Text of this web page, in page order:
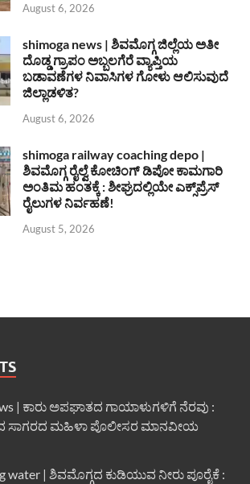
August 6, 2026
shimoga news | ಶಿವಮೊಗ್ಗ ಜಿಲ್ಲೆಯ ಅತೀ
ದೊಡ್ಡ ಗ್ರಾಪಂ ಅಬ್ಬಲಗೆರೆ ವ್ಯಾಪ್ತಿಯ
ಬಡಾವಣೆಗಳ ನಿವಾಸಿಗಳ ಗೋಳು ಆಲಿಸುವುದೆ
ಜಿಲ್ಲಾಡಳಿತ?
August 6, 2026
shimoga railway coaching depo |
ಶಿವಮೊಗ್ಗ ರೈಲ್ವೆ ಕೋಚಿಂಗ್ ಡಿಪೋ ಕಾಮಗಾರಿ
ಅಂತಿಮ ಹಂತಕ್ಕೆ : ಶೀಘ್ರದಲ್ಲಿಯೇ ಎಕ್ಸ್‌ಪ್ರೆಸ್
ರೈಲುಗಳ ನಿರ್ವಹಣೆ!
August 5, 2026
| ಕಾರು ಅಪಘಾತದ ಗಾಯಾಳುಗಳಿಗೆ ನೆರವು :
ಸಾಗರದ ಮಹಿಳಾ ಪೊಲೀಸರ ಮಾನವೀಯ
water | ಶಿವಮೊಗ್ಗದ ಕುಡಿಯುವ ನೀರು ಪೂರೈಕೆ :